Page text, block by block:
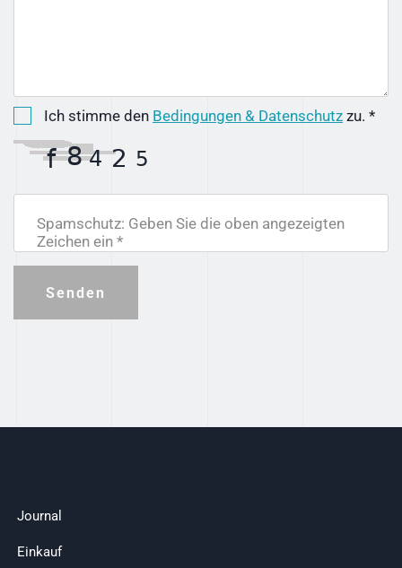
Ich stimme den Bedingungen & Datenschutz zu. *
Spamschutz: Geben Sie die oben angezeigten
Zeichen ein *
Senden
Journal
Einkauf